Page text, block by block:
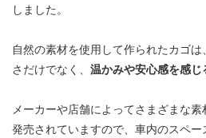
しました。
自然の素材を使用して作られたカゴ
さだけでなく、 温かみや安心感を感じ
メーカーや店舗によってさまざまな
発売されていますので、車内のスペ